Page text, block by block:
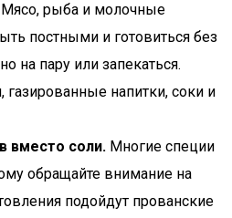
рыба и молочные
постными и готовиться без
на пару или запекаться.
газированные напитки, соки и
вместо соли. Многие специи
обращайте внимание на
подойдут прованские